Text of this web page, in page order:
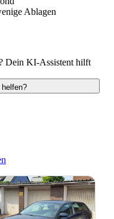
Ablagen
Dein KI-Assistent hilft